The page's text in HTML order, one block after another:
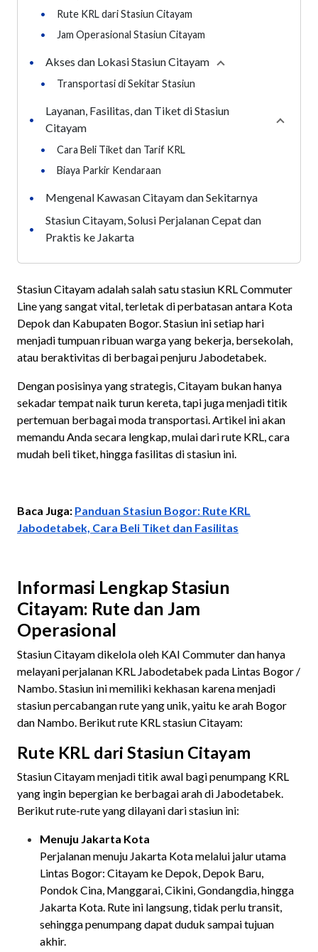
•
Rute KRL dari Stasiun Citayam
•
Jam Operasional Stasiun Citayam
• Akses dan Lokasi Stasiun Citayam Collapse
•
Transportasi di Sekitar Stasiun
•
Layanan, Fasilitas, dan Tiket di Stasiun
Citayam
•
Cara Beli Tiket dan Tarif KRL
•
Biaya Parkir Kendaraan
• Mengenal Kawasan Citayam dan Sekitarnya
•
Stasiun Citayam, Solusi Perjalanan Cepat dan
Praktis ke Jakarta
Stasiun Citayam adalah salah satu stasiun KRL Commuter
Line yang sangat vital, terletak di perbatasan antara Kota
Depok dan Kabupaten Bogor. Stasiun ini setiap hari
menjadi tumpuan ribuan warga yang bekerja, bersekolah,
atau beraktivitas di berbagai penjuru Jabodetabek.
Dengan posisinya yang strategis, Citayam bukan hanya
sekadar tempat naik turun kereta, tapi juga menjadi titik
pertemuan berbagai moda transportasi. Artikel ini akan
memandu Anda secara lengkap, mulai dari rute KRL, cara
mudah beli tiket, hingga fasilitas di stasiun ini.
Baca Juga: Panduan Stasiun Bogor: Rute KRL
Jabodetabek, Cara Beli Tiket dan Fasilitas
Informasi Lengkap Stasiun
Citayam: Rute dan Jam
Operasional
Stasiun Citayam dikelola oleh KAI Commuter dan hanya
melayani perjalanan KRL Jabodetabek pada Lintas Bogor /
Nambo. Stasiun ini memiliki kekhasan karena menjadi
stasiun percabangan rute yang unik, yaitu ke arah Bogor
dan Nambo. Berikut rute KRL stasiun Citayam:
Rute KRL dari Stasiun Citayam
Stasiun Citayam menjadi titik awal bagi penumpang KRL
yang ingin bepergian ke berbagai arah di Jabodetabek.
Berikut rute-rute yang dilayani dari stasiun ini:
Menuju Jakarta Kota
Perjalanan menuju Jakarta Kota melalui jalur utama
Lintas Bogor: Citayam ke Depok, Depok Baru,
Pondok Cina, Manggarai, Cikini, Gondangdia, hingga
Jakarta Kota. Rute ini langsung, tidak perlu transit,
sehingga penumpang dapat duduk sampai tujuan
akhir.